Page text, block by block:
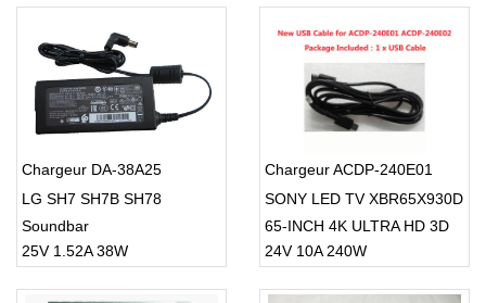
Chargeur DA-38A25
LG SH7 SH7B SH78
Soundbar
25V 1.52A 38W
Chargeur ACDP-240E01
SONY LED TV XBR65X930D
65-INCH 4K ULTRA HD 3D
SMART TV USB Cable
24V 10A 240W